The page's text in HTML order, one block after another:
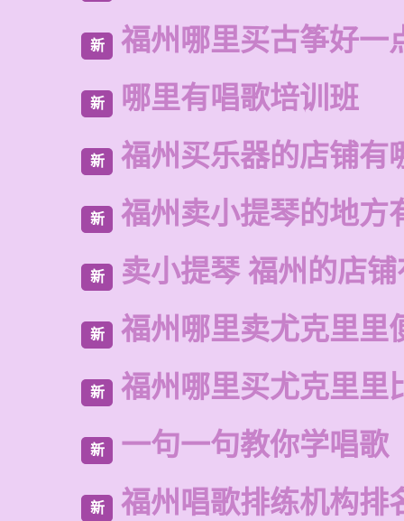
新 福州哪里买古筝好一
新 哪里有唱歌培训班
新 福州买乐器的店铺有
新 福州卖小提琴的地方
新 卖小提琴 福州的店
新 福州哪里卖尤克里里
新 福州哪里买尤克里里
新 一句一句教你学唱歌
新 福州唱歌排练机构排